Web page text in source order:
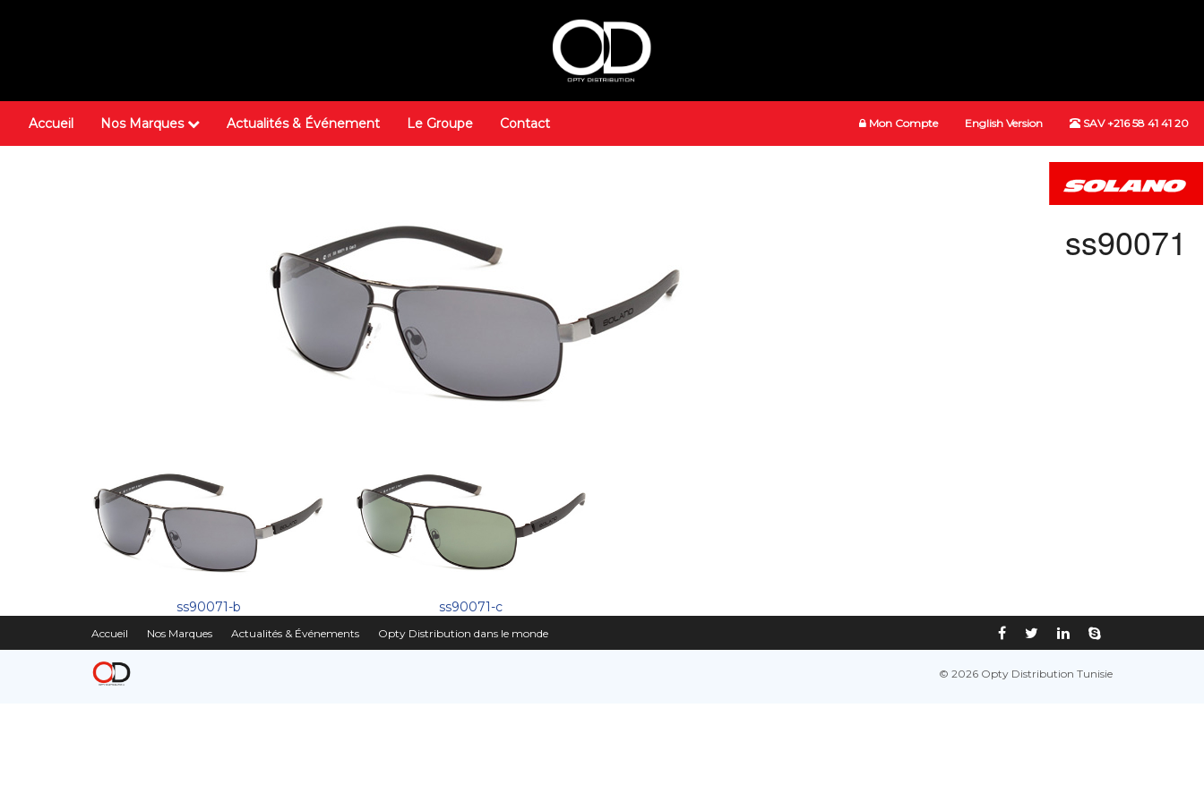
Accueil Nos Marques Actualités & Événement Le Groupe Contact Mon Compte English Version SAV +216 58 41 41 20
ss90071
ss90071-b ss90071-c
Accueil Nos Marques Actualités & Événements Opty Distribution dans le monde
© 2026 Opty Distribution Tunisie